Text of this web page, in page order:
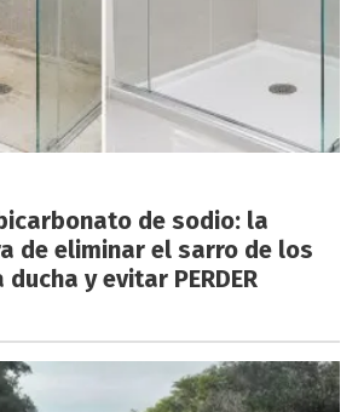
de sodio: la
de eliminar el sarro de los
y evitar PERDER